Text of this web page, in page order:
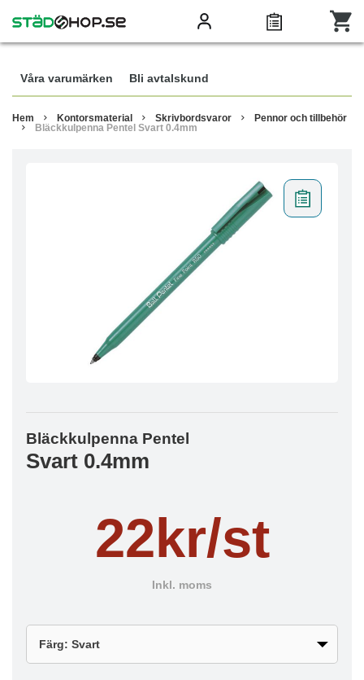
Våra varumärken Bli avtalskund
Hem Kontorsmaterial Skrivbordsvaror
Pennor och tillbehör
Bläckkulpenna Pentel Svart 0.4mm
Bläckkulpenna Pentel
Svart 0.4mm
22kr/st
Inkl. moms